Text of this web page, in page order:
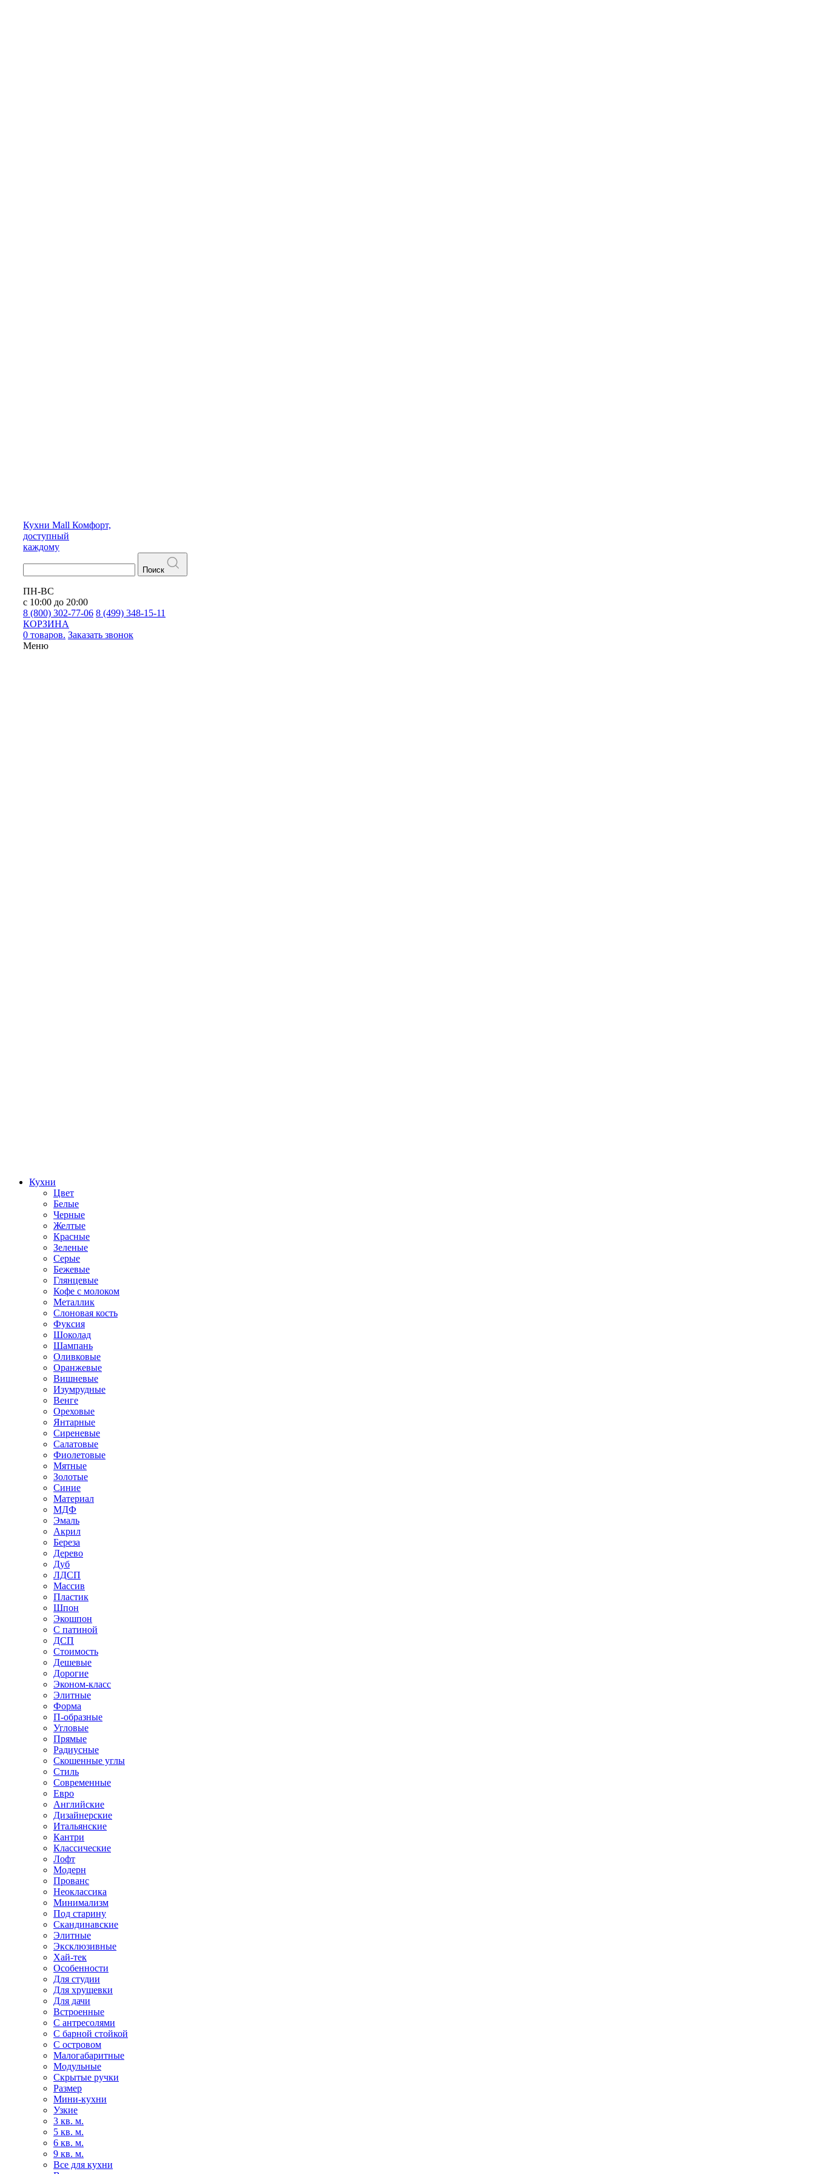
Кухни Mall Комфорт,
доступный
каждому
Поиск
ПН-ВС
с 10:00 до 20:00
8 (800) 302-77-06 8 (499) 348-15-11
КОРЗИНА
0 товаров. Заказать звонок
Меню
Кухни
Цвет
Белые
Черные
Желтые
Красные
Зеленые
Серые
Бежевые
Глянцевые
Кофе с молоком
Металлик
Слоновая кость
Фуксия
Шоколад
Шампань
Оливковые
Оранжевые
Вишневые
Изумрудные
Венге
Ореховые
Янтарные
Сиреневые
Салатовые
Фиолетовые
Мятные
Золотые
Синие
Материал
МДФ
Эмаль
Акрил
Береза
Дерево
Дуб
ЛДСП
Массив
Пластик
Шпон
Экошпон
С патиной
ДСП
Стоимость
Дешевые
Дорогие
Эконом-класс
Элитные
Форма
П-образные
Угловые
Прямые
Радиусные
Скошенные углы
Стиль
Современные
Евро
Английские
Дизайнерские
Итальянские
Кантри
Классические
Лофт
Модерн
Прованс
Неоклассика
Минимализм
Под старину
Скандинавские
Элитные
Эксклюзивные
Хай-тек
Особенности
Для студии
Для хрущевки
Для дачи
Встроенные
С антресолями
С барной стойкой
С островом
Малогабаритные
Модульные
Скрытые ручки
Размер
Мини-кухни
Узкие
3 кв. м.
5 кв. м.
6 кв. м.
9 кв. м.
Все для кухни